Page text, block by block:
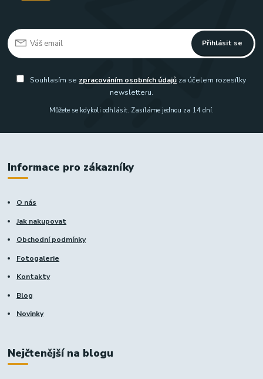
Přihlásit se
Souhlasím se zpracováním osobních údajů za účelem rozesílky
newsletteru.
Můžete se kdykoli odhlásit. Zasíláme jednou za 14 dní.
Informace pro zákazníky
O nás
Jak nakupovat
Obchodní podmínky
Fotogalerie
Kontakty
Blog
Novinky
Nejčtenější na blogu